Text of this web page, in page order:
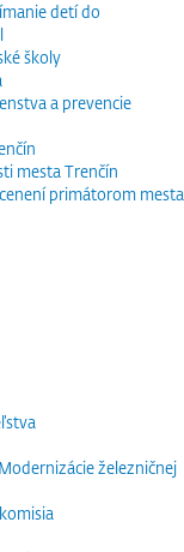
detí do
školy
a prevencie
mesta Trenčín
primátorom mesta
železničnej